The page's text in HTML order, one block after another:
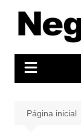
conteúdo
Página inicial